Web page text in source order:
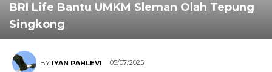
BRI Life Bantu UMKM Sleman Olah Tepung
Singkong
BY IYAN PAHLEVI 05/07/2025